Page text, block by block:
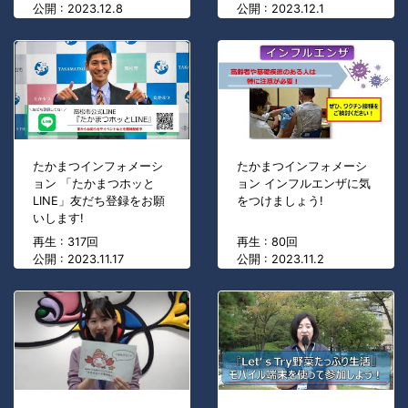
公開 : 2023.12.8
公開 : 2023.12.1
たかまつインフォメーシ
ョン 「たかまつホッと
LINE」友だち登録をお願
いします!
再生 : 317回
公開 : 2023.11.17
たかまつインフォメーシ
ョン インフルエンザに気
をつけましょう!
再生 : 80回
公開 : 2023.11.2